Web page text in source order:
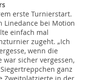
erste Turnierstart.
Linedance bei Motion
einfach mal
zugeht. „Ich
wenn die
war sicher vergessen,
ganz